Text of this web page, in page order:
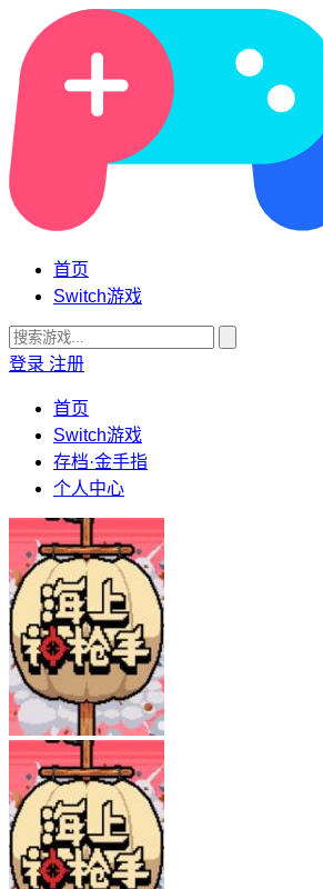
首页
Switch游戏
登录 注册
首页
Switch游戏
存档·金手指
个人中心